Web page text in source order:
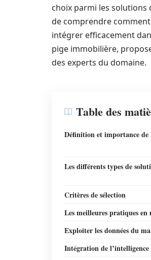
choix parmi les solutions
de comprendre
intégrer efficacement
pige immobilière,
des experts du domaine.
Table des
Définition et importance
Les différents types de
Critères de sélection
Les meilleures pratiques
Exploiter les données du
Intégration de